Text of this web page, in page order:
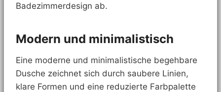
Badezimmerdesign ab.
Modern und minimalistisch
Eine moderne und minimalistische begehbare
Dusche zeichnet sich durch saubere Linien,
klare Formen und eine reduzierte Farbpalette